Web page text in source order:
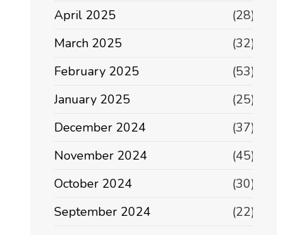
April 2025
(28)
March 2025
(32)
February 2025
(53)
January 2025
(25)
December 2024
(37)
November 2024
(45)
October 2024
(30)
September 2024
(22)